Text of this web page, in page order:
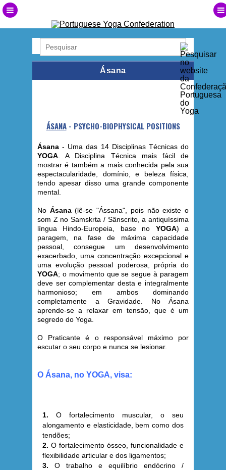
Ásana
ÁSANA- PSYCHO-BIOPHYSICAL POSITIONS
Ásana- Uma das 14 Disciplinas Técnicas do
YOGA . A Disciplina Técnica mais fácil de
mostrar é também a mais conhecida pela sua
espectacularidade, domínio, e beleza física,
tendo apesar disso uma grande componente
mental.
No Ásana(lê-se "Ássana", pois não existe o
som Z no Samskrta / Sânscrito, a antiquíssima
língua Hindo-Europeia, base no YOGA) a
paragem, na fase de máxima capacidade
pessoal, consegue um desenvolvimento
exacerbado, uma concentração excepcional e
uma evolução pessoal poderosa, própria do
YOGA; o movimento que se segue à paragem
deve ser complementar desta e integralmente
harmonioso; em ambos dominando
completamente a Gravidade. No Ásana
aprende-se a relaxar em tensão, que é um
segredo do Yoga.
O Praticante é o responsável máximo por
escutar o seu corpo e nunca se lesionar.
O Ásana, no YOGA, visa:
1. O fortalecimento muscular, o seu
alongamento e elasticidade, bem como dos
tendões;
2. O fortalecimento ósseo, funcionalidade e
flexibilidade articular e dos ligamentos;
3. O trabalho e equilíbrio endócrino /